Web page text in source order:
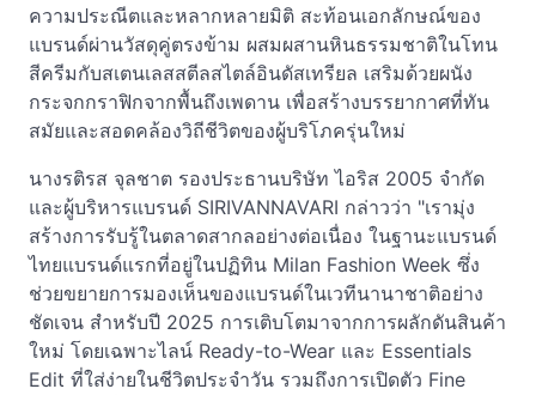
ความประณีตและหลากหลายมิติ สะท้อนเอกลักษณ์ของ
แบรนด์ผ่านวัสดุคู่ตรงข้าม ผสมผสานหินธรรมชาติในโทน
สีครีมกับสเตนเลสสตีลสไตล์อินดัสเทรียล เสริมด้วยผนัง
กระจกกราฟิกจากพื้นถึงเพดาน เพื่อสร้างบรรยากาศที่ทัน
สมัยและสอดคล้องวิถีชีวิตของผู้บริโภครุ่นใหม่
นางรติรส จุลชาต รองประธานบริษัท ไอริส 2005 จำกัด
และผู้บริหารแบรนด์ SIRIVANNAVARI กล่าวว่า "เรามุ่ง
สร้างการรับรู้ในตลาดสากลอย่างต่อเนื่อง ในฐานะแบรนด์
ไทยแบรนด์แรกที่อยู่ในปฏิทิน Milan Fashion Week ซึ่ง
ช่วยขยายการมองเห็นของแบรนด์ในเวทีนานาชาติอย่าง
ชัดเจน สำหรับปี 2025 การเติบโตมาจากการผลักดันสินค้า
ใหม่ โดยเฉพาะไลน์ Ready-to-Wear และ Essentials
Edit ที่ใส่ง่ายในชีวิตประจำวัน รวมถึงการเปิดตัว Fine